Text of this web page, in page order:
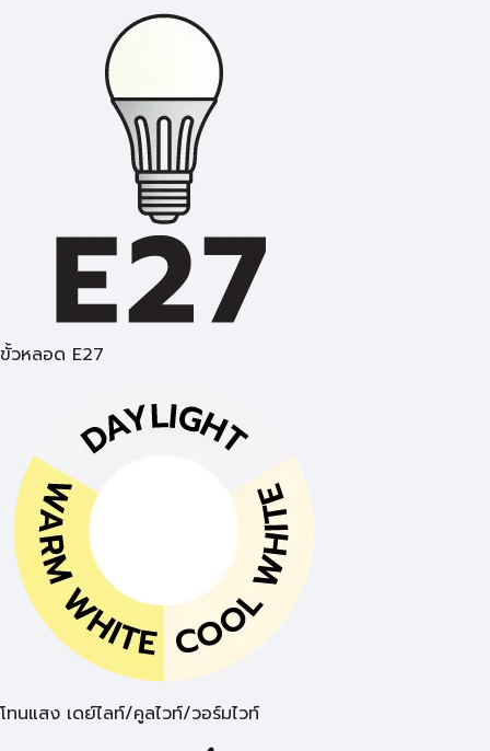
ขั้วหลอด E27
โทนแสง เดย์ไลท์/คูลไวท์/วอร์มไวท์